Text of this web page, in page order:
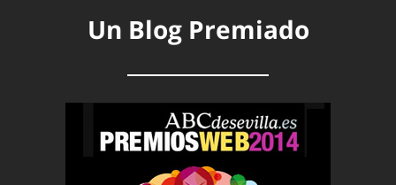
Un Blog Premiado